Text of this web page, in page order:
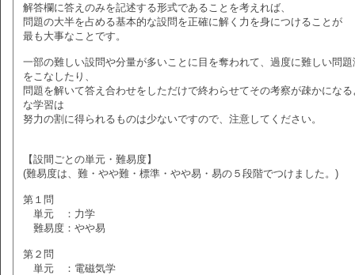
解答欄に答えのみを記述する形式であることを考えれば、
問題の大半を占める基本的な設問を正確に解く力を身につけることが
最も大事なことです。
一部の難しい設問や分量が多いことに目を奪われて、過度に難しい問題
をこなしたり、
問題を解いて答え合わせをしただけで終わらせてその考察が疎かになる
な学習は
努力の割に得られるものは少ないですので、注意してください。
【設間ごとの単元・難易度】
(難易度は、難・やや難・標準・やや易・易の５段階でつけました。)
第１問
単元 ：力学
難易度：やや易
第２問
単元 ：電磁気学